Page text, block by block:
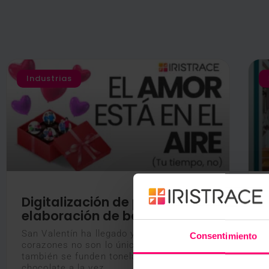
Consentimiento
Industrias
Digitalización de procesos de
elaboración de bombones
San Valentín ha llegado y con ello los
corazones no son lo único que se funden,
también se funden toneladas de